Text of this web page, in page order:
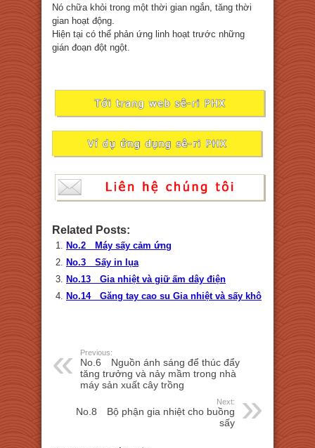
Nó chữa khỏi trong một thời gian ngắn, tăng thời
gian hoạt động.
Hiện tại có thể phản ứng linh hoạt trước những
gián đoạn đột ngột.
Related Posts:
No.2 Máy sấy cảm ứng
No.3 Sấy in lụa
No.13 Gia nhiệt và giữ ấm dây điện
No.14 Găng tay cao su Gia nhiệt và sấy khô
Previous:
No.6 Nguồn ánh sáng để thúc đẩy
tăng trưởng và nảy mầm trong nhà
máy sản xuất cây trồng
Next:
No.8 Bộ phận gia nhiệt cho buồng
sấy